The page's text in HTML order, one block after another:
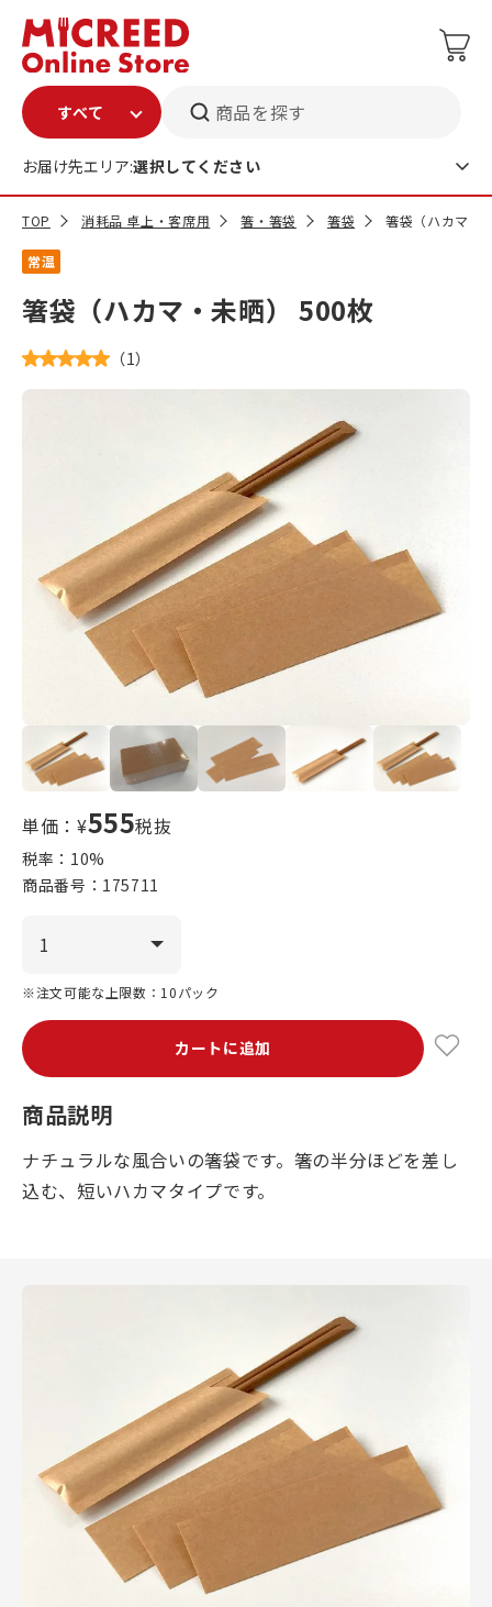
商品を探す
お届け先エリア:選択してください
TOP 消耗品 卓上・客席用 箸・箸袋 箸袋 箸袋（ハカマ・
常温
箸袋（ハカマ・未晒） 500枚
（1）
単価：¥555税抜
税率： 10%
商品番号： 175711
※注文可能な上限数：10パック
カートに追加
商品説明
ナチュラルな風合いの箸袋です。箸の半分ほどを差し
込む、短いハカマタイプです。